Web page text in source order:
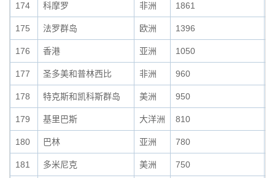
174 科摩罗 非洲 1861
175 法罗群岛 欧洲 1396
176 香港 亚洲 1050
177 圣多美和普林西比 非洲 960
178 特克斯和凯科斯群岛 美洲 950
179 基里巴斯 大洋洲 810
180 巴林 亚洲 780
181 多米尼克 美洲 750